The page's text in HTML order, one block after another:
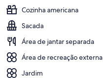
Cozinha americana
Sacada
Área de jantar separada
Área de recreação externa
Jardim